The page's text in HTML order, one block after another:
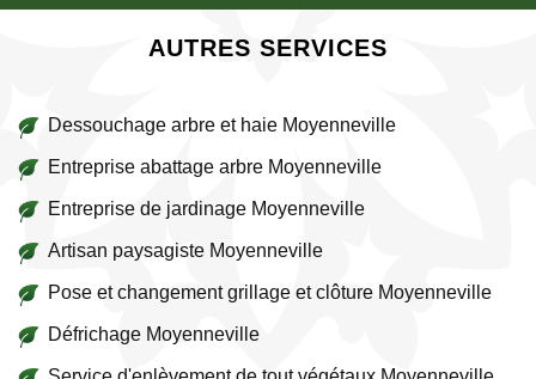
AUTRES SERVICES
Dessouchage arbre et haie Moyenneville
Entreprise abattage arbre Moyenneville
Entreprise de jardinage Moyenneville
Artisan paysagiste Moyenneville
Pose et changement grillage et clôture Moyenneville
Défrichage Moyenneville